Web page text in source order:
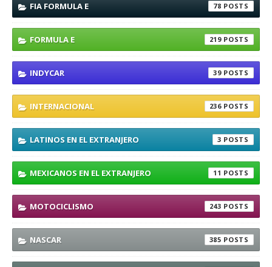
FIA FORMULA E 78
FORMULA E 219
INDYCAR 39
INTERNACIONAL 236
LATINOS EN EL EXTRANJERO 3
MEXICANOS EN EL EXTRANJERO 11
MOTOCICLISMO 243
NASCAR 385